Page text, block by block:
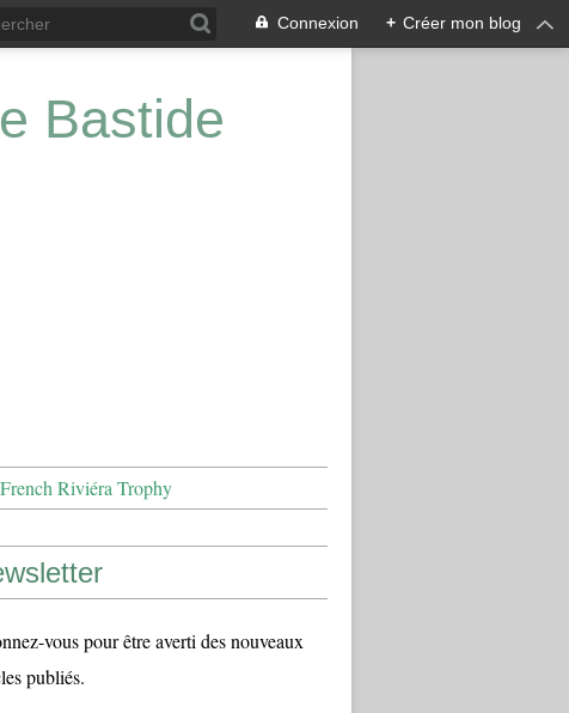
Connexion + Créer mon blog
Bastide
Riviéra Trophy
vous pour être averti des nouveaux
publiés.